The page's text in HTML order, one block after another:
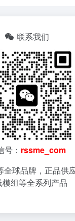
联系我们
号： rssme_com
球品牌，正品供
模组等全系列产品